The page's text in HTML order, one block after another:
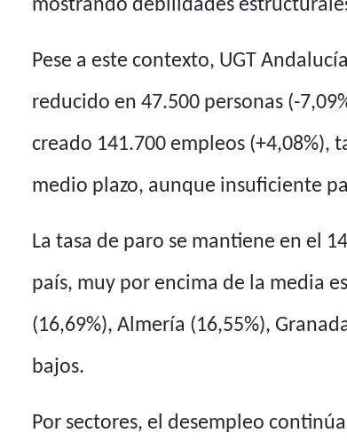
mostrando debilidades
Pese a este contexto, UGT
reducido en 47.500 personas (-
creado 141.700 empleos
medio plazo, aunque insuficiente
La tasa de paro se mantiene en el
país, muy por encima de la media
(16,69%), Almería (16,55%),
bajos.
Por sectores, el desempleo